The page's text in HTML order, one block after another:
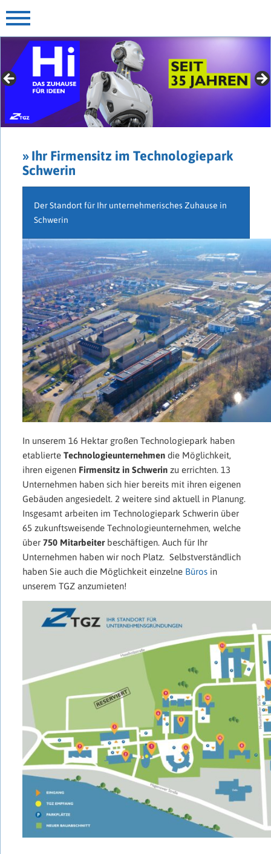
» Für Gründer mit Extras
► jetzt mehr erfahren
» Ihr Firmensitz im Technologiepark
Schwerin
Der Standort für Ihr unternehmerisches Zuhause in
Schwerin
In unserem 16 Hektar großen Technologiepark haben
etablierte Technologieunternehmendie Möglichkeit,
ihren eigenen Firmensitz in Schwerinzu errichten. 13
Unternehmen haben sich hier bereits mit ihren eigenen
Gebäuden angesiedelt. 2 weitere sind aktuell in Planung.
Insgesamt arbeiten im Technologiepark Schwerin über
65 zukunftsweisende Technologieunternehmen, welche
über 750 Mitarbeiterbeschäftigen. Auch für Ihr
Unternehmen haben wir noch Platz. Selbstverständlich
haben Sie auch die Möglichkeit einzelne Bürosin
unserem TGZ anzumieten!